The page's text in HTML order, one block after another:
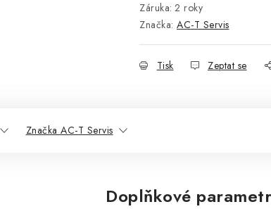
Záruka: 2 roky
Značka: AC-T Servis
Tisk Zeptat se
Značka AC-T Servis
Doplňkové